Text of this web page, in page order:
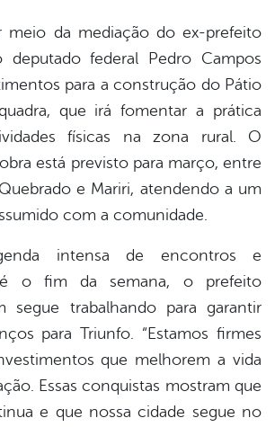
meio da mediação do ex-prefeito
deputado federal Pedro Campos
para a construção do Pátio
que irá fomentar a prática
físicas na zona rural. O
está previsto para março, entre
e Mariri, atendendo a um
com a comunidade.
intensa de encontros e
o fim da semana, o prefeito
segue trabalhando para garantir
para Triunfo. “Estamos firmes
que melhorem a vida
Essas conquistas mostram que
e que nossa cidade segue no